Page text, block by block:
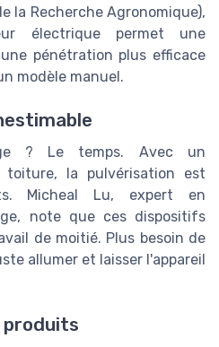
la Recherche Agronomique),
électrique permet une
pénétration plus efficace
modèle manuel.
? Le temps. Avec un
toiture, la pulvérisation est
Micheal Lu, expert en
note que ces dispositifs
de moitié. Plus besoin de
allumer et laisser l'appareil
produits